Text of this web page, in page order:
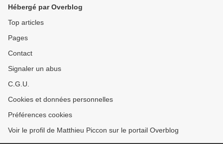
Hébergé par Overblog
Top articles
Pages
Contact
Signaler un abus
C.G.U.
Cookies et données personnelles
Préférences cookies
Voir le profil de Matthieu Piccon sur le portail Overblog